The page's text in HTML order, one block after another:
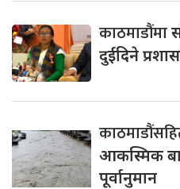
काठमाडौंमा
दुईदिने
आकस्मिक
पूर्वानुमान